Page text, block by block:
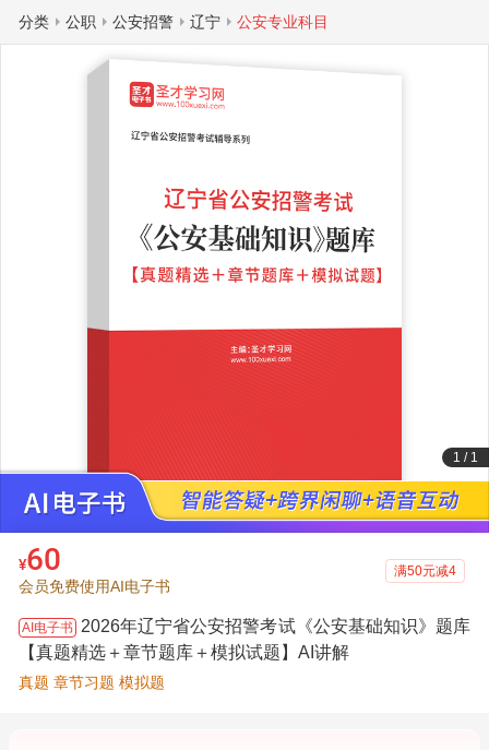
分类 公职 公安招警 辽宁 公安专业科目
1 / 1
¥60
会员免费使用AI电子书
满50元减4
AI电子书 2026年辽宁省公安招警考试《公安基础知识》题库
【真题精选＋章节题库＋模拟试题】AI讲解
真题 章节习题 模拟题